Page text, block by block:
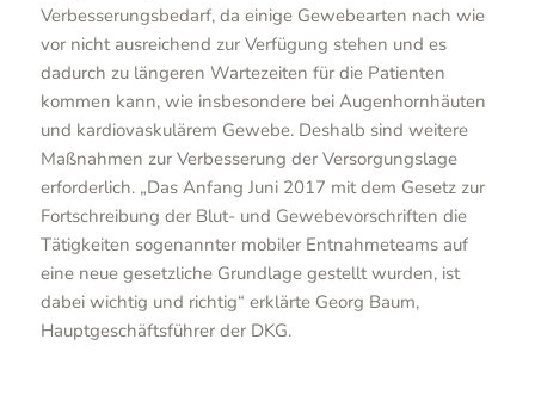
Verbesserungsbedarf, da einige Gewebearten nach wie
vor nicht ausreichend zur Verfügung stehen und es
dadurch zu längeren Wartezeiten für die Patienten
kommen kann, wie insbesondere bei Augenhornhäuten
und kardiovaskulärem Gewebe. Deshalb sind weitere
Maßnahmen zur Verbesserung der Versorgungslage
erforderlich. „Das Anfang Juni 2017 mit dem Gesetz zur
Fortschreibung der Blut- und Gewebevorschriften die
Tätigkeiten sogenannter mobiler Entnahmeteams auf
eine neue gesetzliche Grundlage gestellt wurden, ist
dabei wichtig und richtig“ erklärte Georg Baum,
Hauptgeschäftsführer der DKG.